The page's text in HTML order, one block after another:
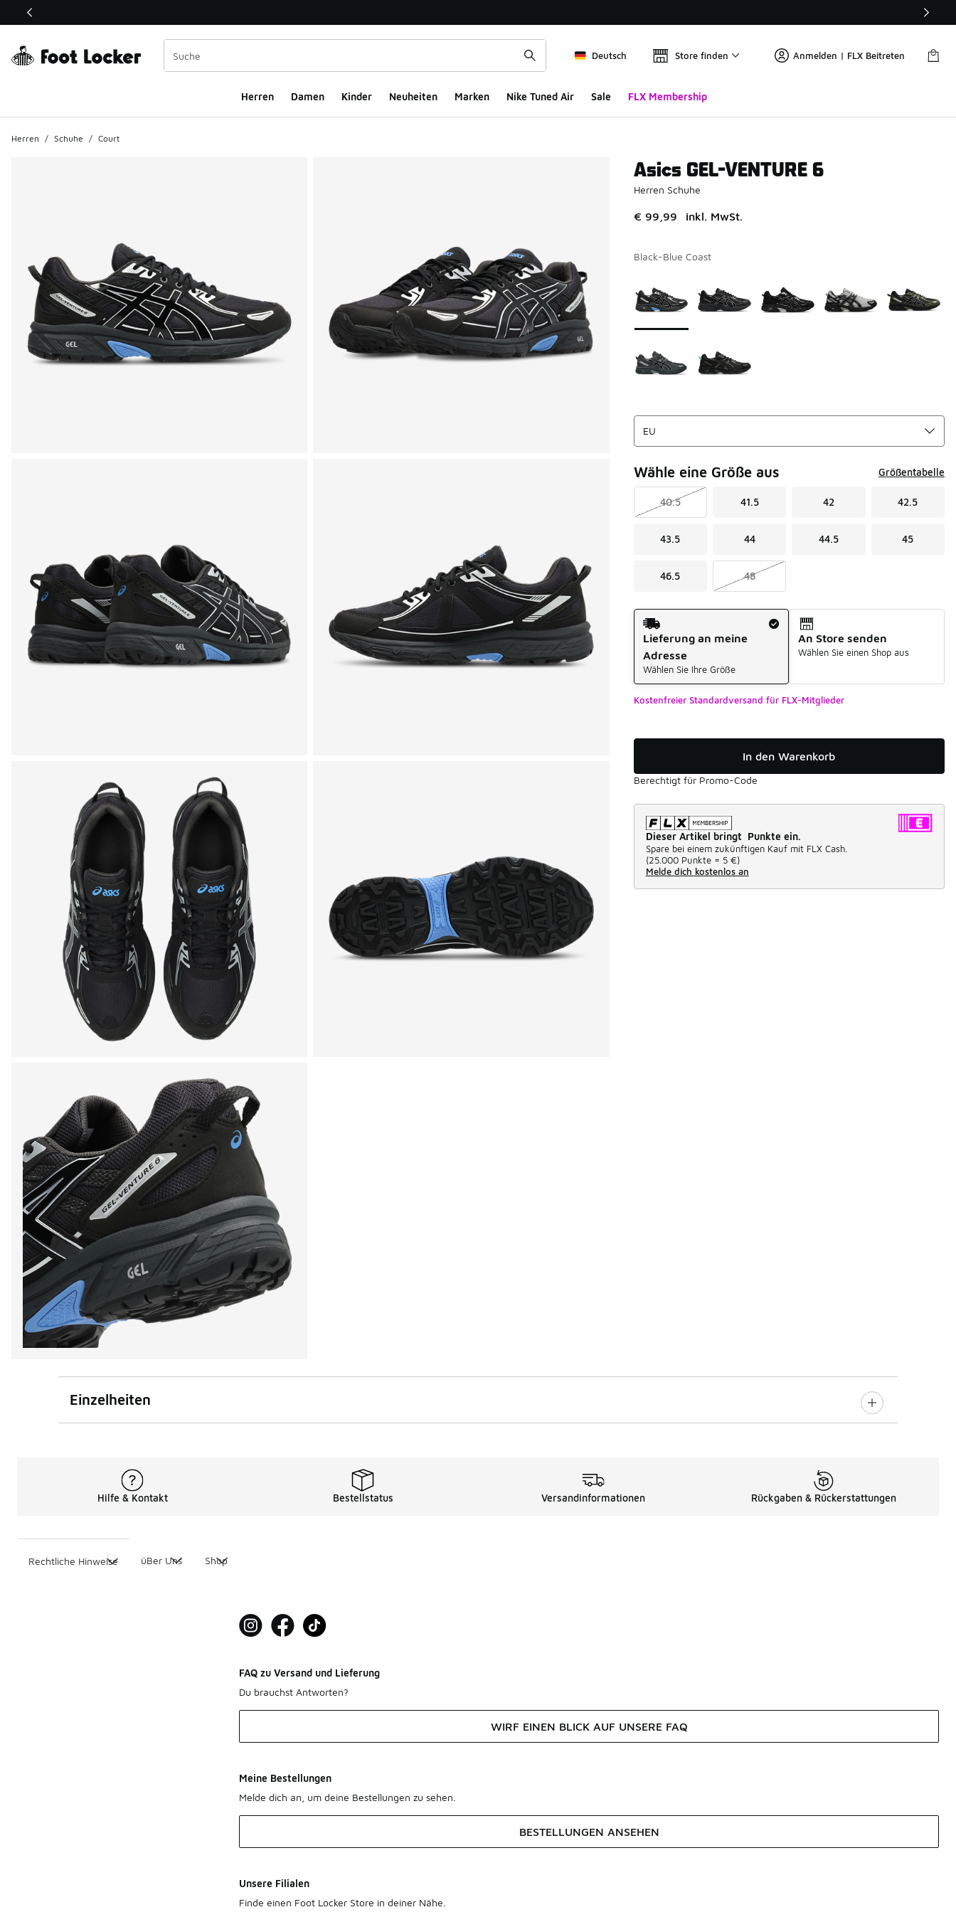
Dieser Link öffnet sich in einem neuen Fenster
Deutsch Store finden Anmelden | FLX Beitreten
Herren Damen Kinder Neuheiten Marken Nike Tuned Air Sale FLX Membership
Herren / Schuhe / Court
Asics GEL-VENTURE 6
Herren Schuhe
€ 99,99 inkl. MwSt.
Black-Blue Coast
Wähle eine Größe aus Größentabelle
40.5 41.5 42 42.5
43.5 44 44.5 45
46.5 48
Versandart
Lieferung an meine
Adresse
Wählen Sie Ihre Größe
An Store senden
Wählen Sie einen Shop aus
Kostenfreier Standardversand für FLX-Mitglieder
In den Warenkorb
Berechtigt für Promo-Code
Dieser Artikel bringt Punkte ein.
Spare bei einem zukünftigen Kauf mit FLX Cash.
(25.000 Punkte = 5 €)
Melde dich kostenlos an
Einzelheiten
Hilfe & Kontakt Bestellstatus Versandinformationen Rückgaben & Rückerstattungen
Rechtliche Hinweise üBer Uns Shop
FAQ zu Versand und Lieferung
Du brauchst Antworten?
WIRF EINEN BLICK AUF UNSERE FAQ
Meine Bestellungen
Melde dich an, um deine Bestellungen zu sehen.
BESTELLUNGEN ANSEHEN
Unsere Filialen
Finde einen Foot Locker Store in deiner Nähe.